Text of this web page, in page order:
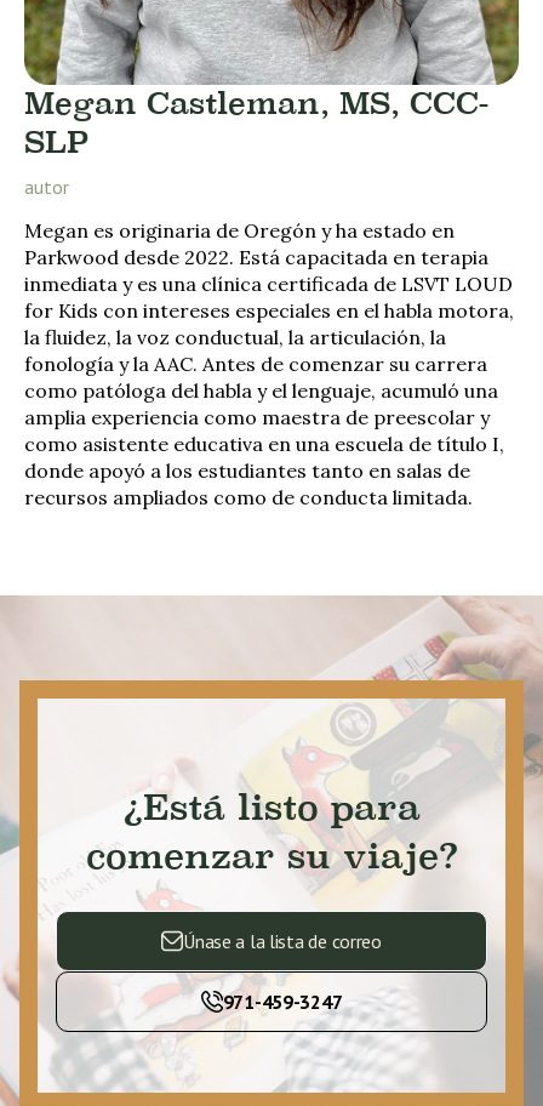
Megan Castleman, MS, CCC-
SLP
autor
Megan es originaria de Oregón y ha estado en
Parkwood desde 2022. Está capacitada en terapia
inmediata y es una clínica certificada de LSVT LOUD
for Kids con intereses especiales en el habla motora,
la fluidez, la voz conductual, la articulación, la
fonología y la AAC. Antes de comenzar su carrera
como patóloga del habla y el lenguaje, acumuló una
amplia experiencia como maestra de preescolar y
como asistente educativa en una escuela de título I,
donde apoyó a los estudiantes tanto en salas de
recursos ampliados como de conducta limitada.
¿Está listo para
comenzar su viaje?
Únase a la lista de correo
971-459-3247